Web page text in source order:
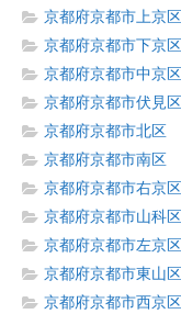
京都府京都市上京区
京都府京都市下京区
京都府京都市中京区
京都府京都市伏見区
京都府京都市北区
京都府京都市南区
京都府京都市右京区
京都府京都市山科区
京都府京都市左京区
京都府京都市東山区
京都府京都市西京区